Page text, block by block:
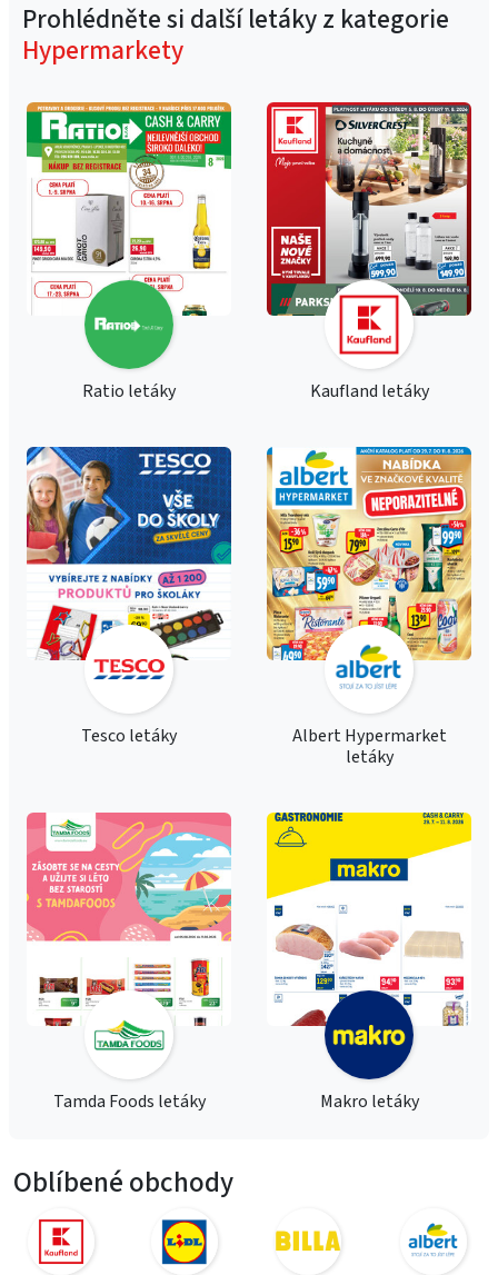
Prohlédněte si další letáky z kategorie
Hypermarkety
Ratio letáky Kaufland letáky
Tesco letáky
Albert Hypermarket
letáky
Tamda Foods letáky Makro letáky
Oblíbené obchody